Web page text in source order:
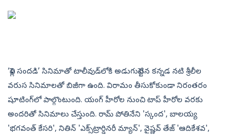
‘పెళ్లి సందడి’ సినిమాతో టాలీవుడ్‌లోకి అడుగుపెట్టిన కన్నడ నటి శ్రీలీల
వరుస సినిమాలతో బిజీగా ఉంది. విరామం తీసుకోకుండా నిరంతరం
షూటింగ్‌లో పాల్గొంటుంది. యంగ్ హీరోల నుంచి టాప్ హీరోల వరకు
అందరితో సినిమాలు చేస్తుంది. రామ్ పోతినేని 'స్కంద', బాలయ్య
'భగవంత్ కేసరి', నితిన్ 'ఎక్స్‌ట్రార్డినరీ మ్యాన్', వైష్ణవ్ తేజ్ 'ఆదికేశవ',